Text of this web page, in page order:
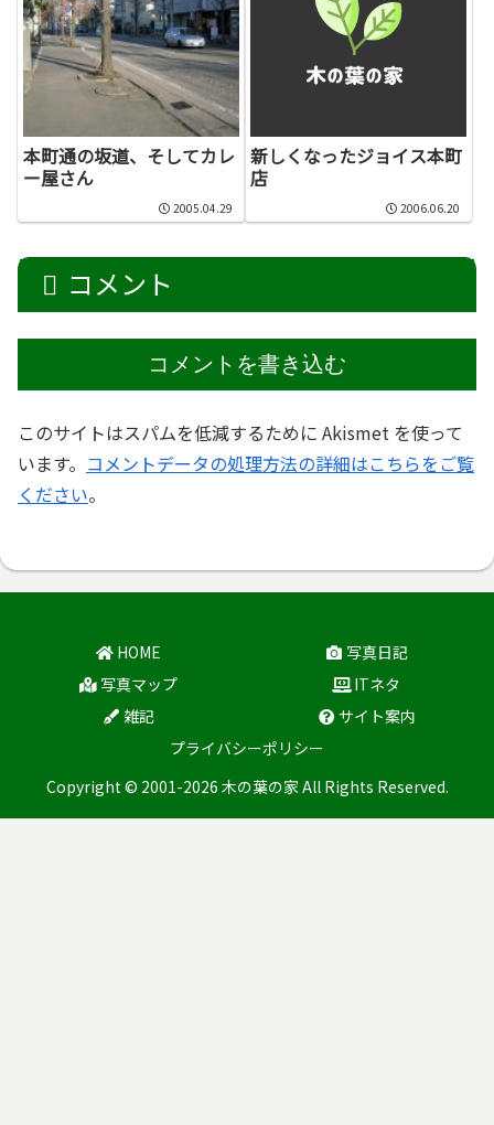
本町通の坂道、そしてカレ
ー屋さん
2005.04.29
新しくなったジョイス本町
店
2006.06.20
コメント
コメントを書き込む
このサイトはスパムを低減するために Akismet を使って
います。 コメントデータの処理方法の詳細はこちらをご覧
ください。
HOME
写真日記
写真マップ
ITネタ
雑記
サイト案内
プライバシーポリシー
Copyright © 2001-2026 木の葉の家 All Rights Reserved.